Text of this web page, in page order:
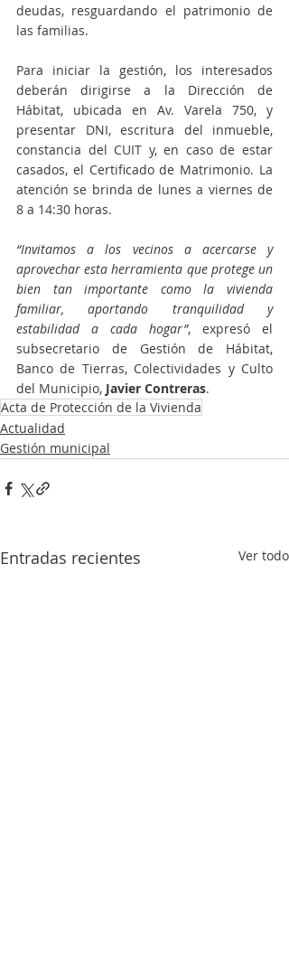
deudas, resguardando el patrimonio de
las familias.
Para iniciar la gestión, los interesados
deberán dirigirse a la Dirección de
Hábitat, ubicada en Av. Varela 750, y
presentar DNI, escritura del inmueble,
constancia del CUIT y, en caso de estar
casados, el Certificado de Matrimonio. La
atención se brinda de lunes a viernes de
8 a 14:30 horas.
“Invitamos a los vecinos a acercarse y
aprovechar esta herramienta que protege un
bien tan importante como la vivienda
familiar, aportando tranquilidad y
estabilidad a cada hogar”, expresó el
subsecretario de Gestión de Hábitat,
Banco de Tierras, Colectividades y Culto
del Municipio, Javier Contreras.
Acta de Protección de la Vivienda
Actualidad
Gestión municipal
Entradas recientes Ver todo